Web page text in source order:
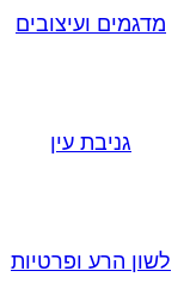
מדגמים ועיצובים
גניבת עין
לשון הרע ופרטיות